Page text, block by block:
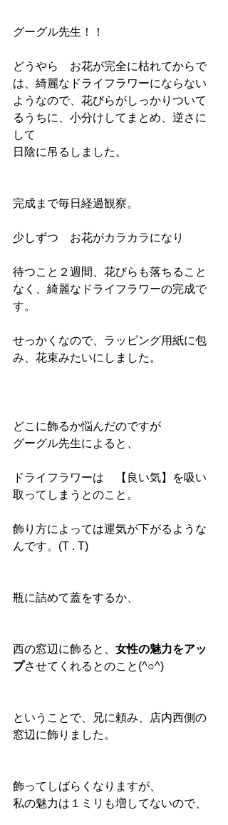
グーグル先生！！
どうやら　お花が完全に枯れてからで
は、綺麗なドライフラワーにならない
ようなので、花びらがしっかりついて
るうちに、小分けしてまとめ、逆さに
して
日陰に吊るしました。
完成まで毎日経過観察。
少しずつ　お花がカラカラになり
待つこと２週間、花びらも落ちること
なく、綺麗なドライフラワーの完成で
す。
せっかくなので、ラッピング用紙に包
み、花束みたいにしました。
どこに飾るか悩んだのですが
グーグル先生によると、
ドライフラワーは　【良い気】を吸い
取ってしまうとのこと。
飾り方によっては運気が下がるような
んです。(T . T)
瓶に詰めて蓋をするか、
西の窓辺に飾ると、 女性の魅力をアッ
プさせてくれるとのこと(^○^)
ということで、兄に頼み、店内西側の
窓辺に飾りました。
飾ってしばらくなりますが、
私の魅力は１ミリも増してないので、